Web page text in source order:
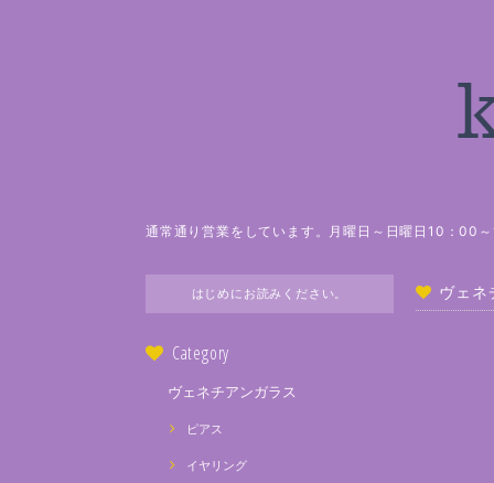
通常通り営業をしています。月曜日～日曜日10：
はじめにお読みください。
Category
ヴェネチアンガラス
ピアス
イヤリング
ヴェ